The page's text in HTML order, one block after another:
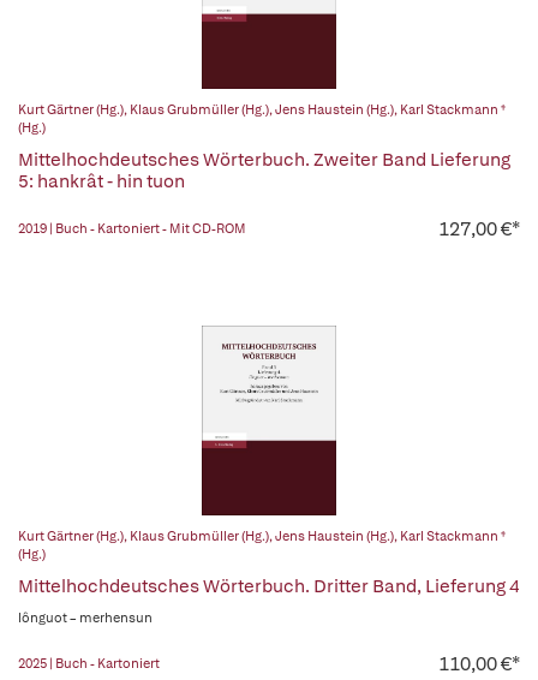
Kurt Gärtner (Hg.), Klaus Grubmüller (Hg.),Jens Haustein (Hg.), Karl Stackmann †
(Hg.)
Mittelhochdeutsches Wörterbuch. Zweiter Band Lieferung
5: hankrât - hin tuon
2019 | Buch - Kartoniert - Mit CD-ROM 127,00 €*
Kurt Gärtner (Hg.), Klaus Grubmüller (Hg.),Jens Haustein (Hg.), Karl Stackmann †
(Hg.)
Mittelhochdeutsches Wörterbuch. Dritter Band, Lieferung 4
lônguot – merhensun
2025 | Buch - Kartoniert 110,00 €*